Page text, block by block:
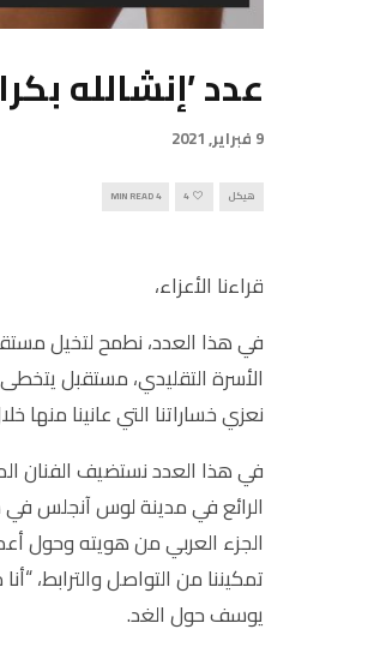
عدد ’إنشالله بكرا‘ ٧٢# –
9 فبراير, 2021
هيكل 4
4 MIN READ
قراءنا الأعزاء،
في هذا العدد، نطمح لتخيل
الأسرة التقليدي، مستقبل يتخطى
نعزي خساراتنا التي عانينا منها
في هذا العدد نستضيف الفنان
الرائع في مدينة لوس آنجلس في
الجزء العربي من هويته وحول
تمكيننا من التواصل والترابط،
يوسف حول الغد.